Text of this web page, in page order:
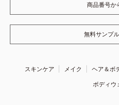
商品番号か
無料サンプ
スキンケア メイク ヘア＆ボ
ボディウ